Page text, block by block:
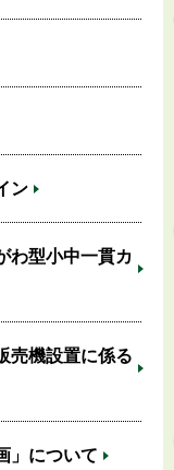
ン
わ型小中一貫カ
売機設置に係る
」について